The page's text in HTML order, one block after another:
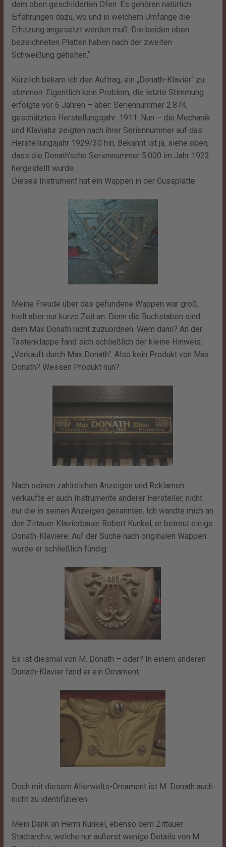
dem oben geschilderten Ofen. Es gehören natürlich
Erfahrungen dazu, wo und in welchem Umfange die
Erhitzung angesetzt werden muß. Die beiden oben
bezeichneten Platten haben nach der zweiten
Schweißung gehalten.“
Kürzlich bekam ich den Auftrag, ein „Donath-Klavier“ zu
stimmen. Eigentlich kein Problem, die letzte Stimmung
erfolgte vor 6 Jahren – aber: Seriennummer 2.874,
geschätztes Herstellungsjahr: 1911. Nun – die Mechanik
und Klaviatur zeigten nach ihrer Seriennummer auf das
Herstellungsjahr 1929/30 hin. Bekannt ist ja, siehe oben,
dass die Donath‘sche Seriennummer 5.000 im Jahr 1923
hergestellt wurde.
Dieses Instrument hat ein Wappen in der Gussplatte.
Meine Freude über das gefundene Wappen war groß,
hielt aber nur kurze Zeit an. Denn die Buchstaben sind
dem Max Donath nicht zuzuordnen. Wem dann? An der
Tastenklappe fand sich schließlich der kleine Hinweis:
„Verkauft durch Max Donath“. Also kein Produkt von Max
Donath? Wessen Produkt nun?
Nach seinen zahlreichen Anzeigen und Reklamen
verkaufte er auch Instrumente anderer Hersteller, nicht
nur die in seinen Anzeigen genannten. Ich wandte mich an
den Zittauer Klavierbauer Robert Kunkel, er betreut einige
Donath-Klaviere. Auf der Suche nach originalen Wappen
wurde er schließlich fündig:
Es ist diesmal von M. Donath – oder? In einem anderen
Donath-Klavier fand er ein Ornament:
Doch mit diesem Allerwelts-Ornament ist M. Donath auch
nicht zu identifizieren.
Mein Dank an Herrn Kunkel, ebenso dem Zittauer
Stadtarchiv, welche nur äußerst wenige Details von M.